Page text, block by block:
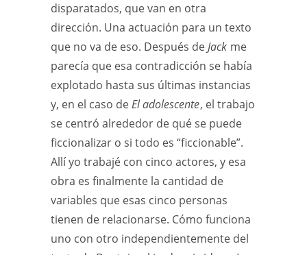
disparatados, que van en otra
dirección. Una actuación para un texto
que no va de eso. Después deJack me
parecía que esa contradicción se había
explotado hasta sus últimas instancias
y, en el caso deEl adolescente, el trabajo
se centró alrededor de qué se puede
ficcionalizar o si todo es “ficcionable”.
Allí yo trabajé con cinco actores, y esa
obra es finalmente la cantidad de
variables que esas cinco personas
tienen de relacionarse. Cómo funciona
uno con otro independientemente del